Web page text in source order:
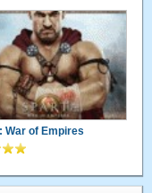
War of Empires